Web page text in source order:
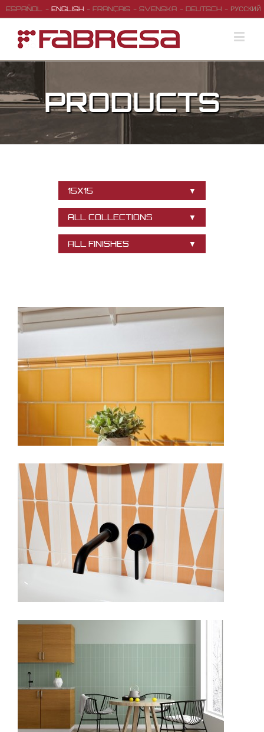
ESPAÑOL ENGLISH FRANÇAIS SVENSKA DEUTSCH РУССКИЙ
PRODUCTS
15X15
ALL COLLECTIONS
ALL FINISHES